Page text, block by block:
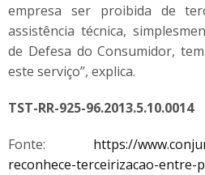
empresa ser proibida de
assistência técnica,
de Defesa do Consumidor,
este serviço”, explica.
TST-RR-925-96.2013.5.10.0014
Fonte: https://
reconhece-terceirizacao-entre-